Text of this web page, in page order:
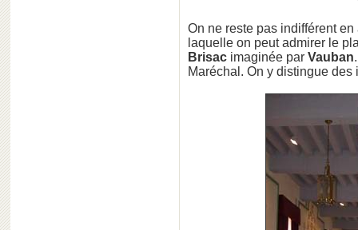
On ne reste pas indifférent
laquelle on peut admirer le
Brisac imaginée par Vauban
Maréchal. On y distingue des